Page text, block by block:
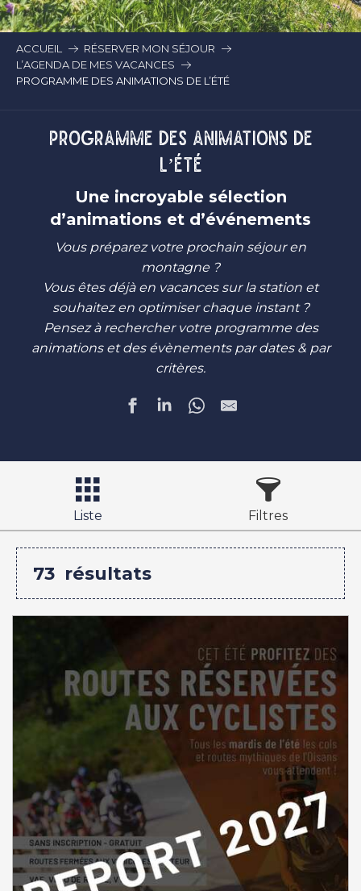
ACCUEIL
RÉSERVER MON SÉJOUR
L’AGENDA DE MES VACANCES
PROGRAMME DES ANIMATIONS DE L’ÉTÉ
PROGRAMME DES ANIMATIONS DE
L’ÉTÉ
Une incroyable sélection
d’animations et d’événements
Vous préparez votre prochain séjour en
montagne ?
Vous êtes déjà en vacances sur la station et
souhaitez en optimiser chaque instant ?
Pensez à rechercher votre programme des
animations et des évènements par dates & par
critères.
Liste Filtres
73 résultats